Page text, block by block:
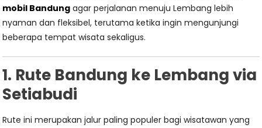
mobil Bandung agar perjalanan menuju Lembang lebih
nyaman dan fleksibel, terutama ketika ingin mengunjungi
beberapa tempat wisata sekaligus.
1. Rute Bandung ke Lembang via
Setiabudi
Rute ini merupakan jalur paling populer bagi wisatawan yang